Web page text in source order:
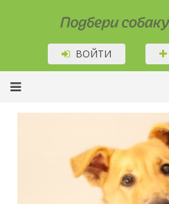
Подбери собаку!
ВОЙТИ